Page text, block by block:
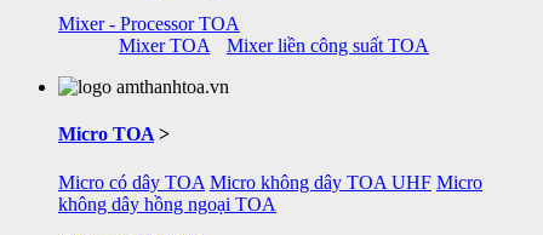
Mixer - Processor TOA
Mixer TOA
Mixer liền công suất TOA
Micro TOA >
Micro có dây TOA Micro không dây TOA UHF Micro
không dây hồng ngoại TOA